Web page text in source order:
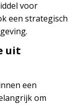
voor
een strategisch
uit
een
om